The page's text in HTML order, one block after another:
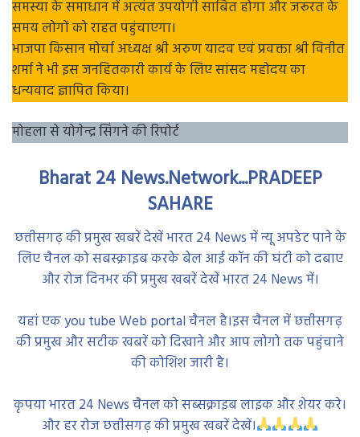
समस्या के समाधान में अत्यंत उपयोगी साबित होगा और जरूरत के
समय लोगों को राहत पहुंचाएगा।
भाजपा किसान मोर्चा अध्यक्ष श्री अरुण यादव एवं प्रवक्ता श्री विनीत
शर्मा ने भी इस जनहितकारी कार्य के लिए सांसद महोदय का
धन्यवाद ज्ञापित किया।
मोहला से योगेन्द्र सिंगने की रिपोर्ट
Bharat 24 News.Network...PRADEEP
SAHARE
छत्तीसगढ़ की प्रमुख खबरें देखें भारत 24 News में न्यू अपडेट पाने के
लिए चैनल को सबस्क्राइब करके बेल आई कॉन की घंटी को दबाए
और रोज दिनभर की प्रमुख खबरें देखें भारत 24 News में।
यहां एक you tube Web portal चैनल है।इस चैनल में छत्तीसगढ़
की प्रमुख और सटीक खबरें को दिखाने और आप लोगो तक पहुंचाने
की कोशिश जारी है।
कृपया भारत 24 News चैनल को सब्सक्राइब लाइक और शेयर करे।
और हर रोज छत्तीसगढ़ की प्रमुख खबरें देखें।